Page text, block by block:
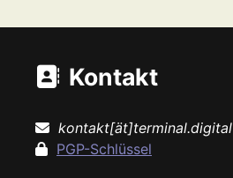
Kontakt
kontakt[ät]terminal.digital
PGP-Schlüssel